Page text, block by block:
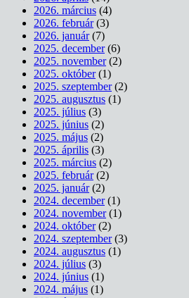
2026. március (4)
2026. február(3)
2026. január(7)
2025. december(6)
2025. november(2)
2025. október(1)
2025. szeptember(2)
2025. augusztus (1)
2025. július (3)
2025. június (2)
2025. május (2)
2025. április (3)
2025. március (2)
2025. február(2)
2025. január(2)
2024. december(1)
2024. november(1)
2024. október(2)
2024. szeptember(3)
2024. augusztus (1)
2024. július (3)
2024. június (1)
2024. május (1)